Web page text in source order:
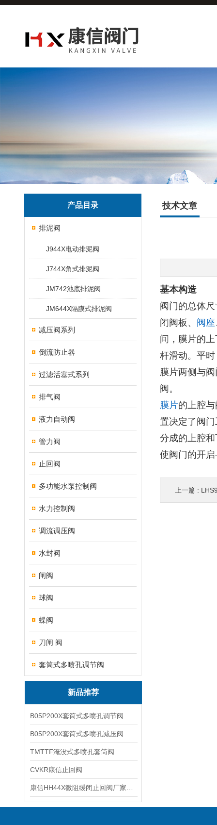
产品目录
排泥阀
J944X电动排泥阀
J744X角式排泥阀
JM742池底排泥阀
JM644X隔膜式排泥阀
减压阀系列
倒流防止器
过滤活塞式系列
排气阀
液力自动阀
管力阀
止回阀
多功能水泵控制阀
水力控制阀
调流调压阀
水封阀
闸阀
球阀
蝶阀
刀闸 阀
套筒式多喷孔调节阀
新品推荐
B05P200X套筒式多喷孔调节阀
B05P200X套筒式多喷孔减压阀
TMTTF淹没式多喷孔套筒阀
CVKR康信止回阀
技术文章
基本构造
阀门的总体
闭阀板、 阀座
间，膜片的
杆滑动。平
膜片两侧与
阀。
膜片的上腔
置决定了阀
分成的上腔
使阀门的开
上一篇 :